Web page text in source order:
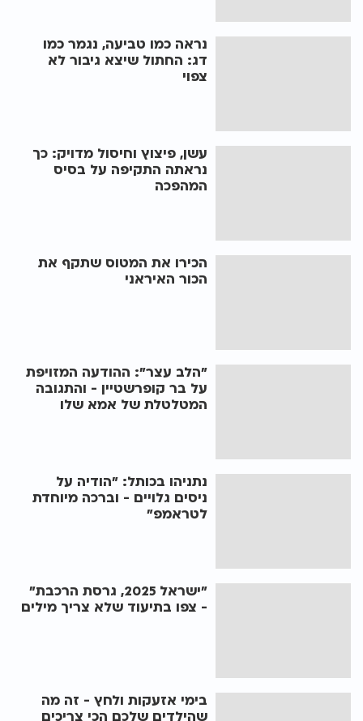
נראה כמו טביעה, נגמר כמו
דג: החתול שיצא גיבור לא
צפוי
עשן, פיצוץ וחיסול מדויק: כך
נראתה התקיפה על בסיס
המהפכה
הכירו את המטוס שתקף את
הכור האיראני
"הלב עצר": ההודעה המזויפת
על בר קופרשטיין - והתגובה
המטלטלת של אמא שלו
נתניהו בכותל: "הודיה על
ניסים גלויים - וברכה מיוחדת
לטראמפ"
"ישראל 2025, גרסת הרכבת"
- צפו בתיעוד שלא צריך מילים
בימי אזעקות ולחץ - זה מה
שהילדים שלכם הכי צריכים